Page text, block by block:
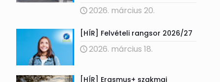
2026. március 20.
[HÍR] Felvételi rangsor 2026/27
2026. március 18.
[HÍR] Erasmus+ szakmai